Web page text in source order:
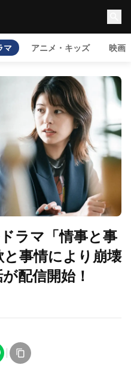
マ アニメ・キッズ 映画
ラマ「情事と事
事情により崩壊
配信開始！